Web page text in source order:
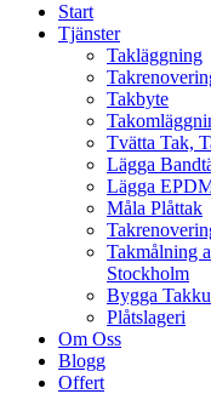
Start
Tjänster
Takläggning
Takbyte
Tvätta Tak,
Lägga
Lägga
Måla Plåttak
Takmålning
Stockholm
Bygga
Plåtslageri
Om Oss
Blogg
Offert